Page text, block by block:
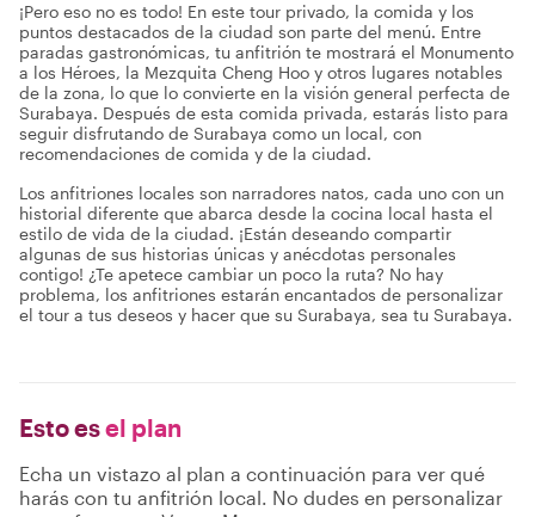
¡Pero eso no es todo! En este tour privado, la comida y los
puntos destacados de la ciudad son parte del menú. Entre
paradas gastronómicas, tu anfitrión te mostrará el Monumento
a los Héroes, la Mezquita Cheng Hoo y otros lugares notables
de la zona, lo que lo convierte en la visión general perfecta de
Surabaya. Después de esta comida privada, estarás listo para
seguir disfrutando de Surabaya como un local, con
recomendaciones de comida y de la ciudad.
Los anfitriones locales son narradores natos, cada uno con un
historial diferente que abarca desde la cocina local hasta el
estilo de vida de la ciudad. ¡Están deseando compartir
algunas de sus historias únicas y anécdotas personales
contigo! ¿Te apetece cambiar un poco la ruta? No hay
problema, los anfitriones estarán encantados de personalizar
el tour a tus deseos y hacer que su Surabaya, sea tu Surabaya.
Esto esel plan
Echa un vistazo al plan a continuación para ver qué
harás con tu anfitrión local. No dudes en personalizar